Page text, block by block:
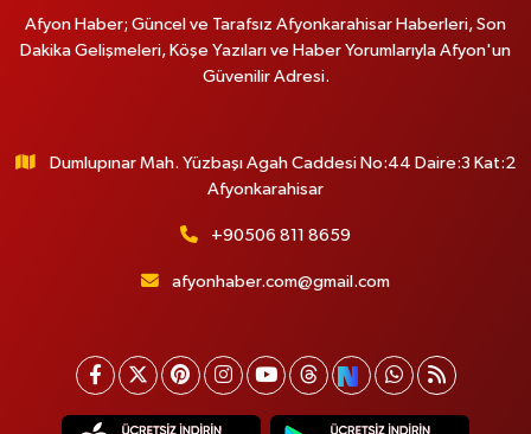
Afyon Haber; Güncel ve Tarafsız Afyonkarahisar Haberleri, Son
Dakika Gelişmeleri, Köşe Yazıları ve Haber Yorumlarıyla Afyon'un
Güvenilir Adresi.
Dumlupınar Mah. Yüzbaşı Agah Caddesi No:44 Daire:3 Kat:2
Afyonkarahisar
+90506 811 8659
afyonhaber.com@gmail.com